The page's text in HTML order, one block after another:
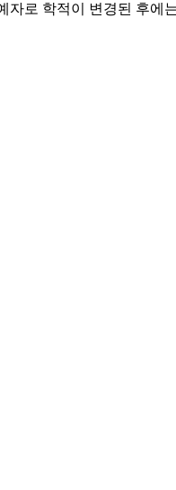
로 학적이 변경된 후